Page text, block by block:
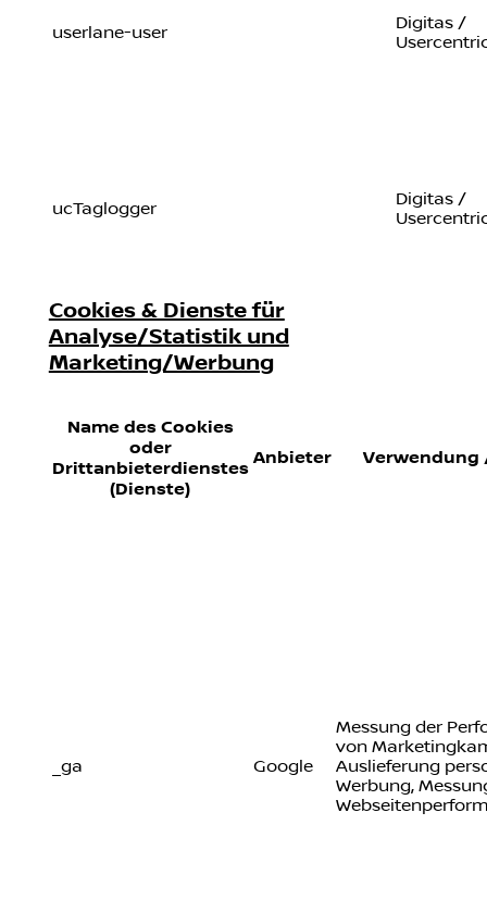
userlane-user
Digitas /
ucTaglogger
Digitas /
Cookies & Dienste für
Analyse/Statistik und
Marketing/Werbung
Name des Cookies
oder
Drittanbieterdienstes
(Dienste)
Anbieter Verwendung
_ga Google
Messung der
von
Auslieferung
Werbung,